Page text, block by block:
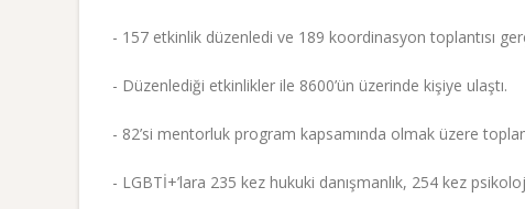
- 157 etkinlik düzenledi ve 189 koordinasyon toplantısı
- Düzenlediği etkinlikler ile 8600’ün üzerinde kişiye ulaştı.
- 82’si mentorluk program kapsamında olmak üzere
- LGBTİ+’lara 235 kez hukuki danışmanlık, 254 kez